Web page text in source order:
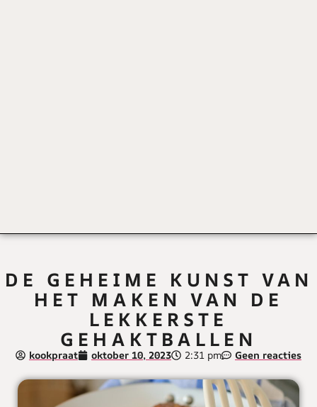
DE GEHEIME KUNST VAN
HET MAKEN VAN DE
LEKKERSTE
GEHAKTBALLEN
kookpraat oktober 10, 2023 2:31 pm Geen reacties